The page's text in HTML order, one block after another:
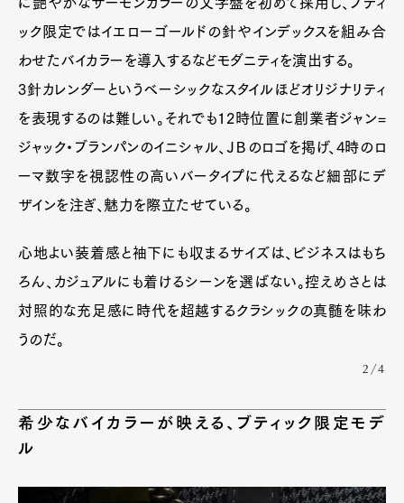
ック限定ではイエローゴールドの針やインデックスを組み合
わせたバイカラーを導入するなどモダニティを演出する。
3針カレンダーというベーシックなスタイルほどオリジナリティ
を表現するのは難しい。それでも12時位置に創業者ジャン=
ジャック・ブランパンのイニシャル、ＪＢのロゴを掲げ、4時のロ
ーマ数字を視認性の高いバータイプに代えるなど細部にデ
ザインを注ぎ、魅力を際立たせている。
心地よい装着感と袖下にも収まるサイズは、ビジネスはもち
ろん、カジュアルにも着けるシーンを選ばない。控えめさとは
対照的な充足感に時代を超越するクラシックの真髄を味わ
うのだ。
2/4
希少なバイカラーが映える、ブティック限定モデ
ル